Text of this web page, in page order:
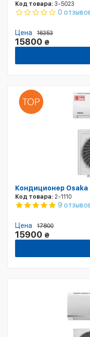
Код товара: 3-5023
0
Цена 16353
15800 ₴
Кондиционер
Код товара: 2-1110
9
Цена 17800
15900 ₴